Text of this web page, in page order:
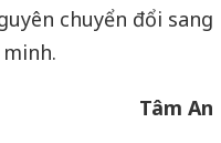
chuyển đổi sang
Tâm An